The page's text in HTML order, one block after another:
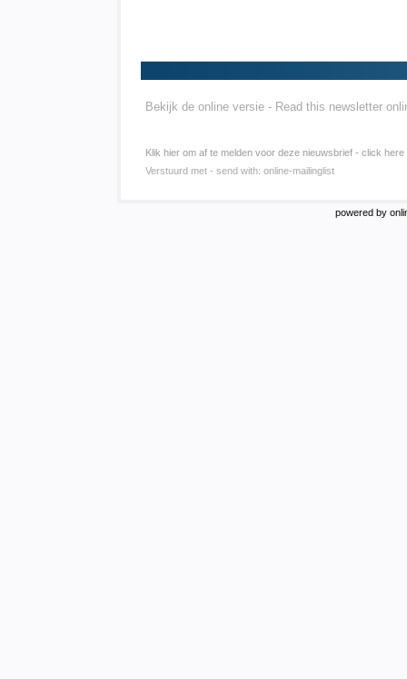
Bekijk de online versie - Read this newsletter
Klik hier om af te melden voor deze nieuwsbrief - click
Verstuurd met - send with: online-mailinglist
powered by